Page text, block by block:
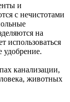
и
с нечистотами
на
использоваться
удобрение.
канализации,
животных